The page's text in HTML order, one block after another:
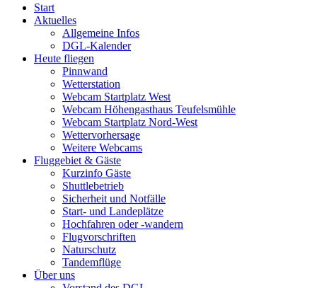
Start
Aktuelles
Allgemeine Infos
DGL-Kalender
Heute fliegen
Pinnwand
Wetterstation
Webcam Startplatz West
Webcam Höhengasthaus Teufelsmühle
Webcam Startplatz Nord-West
Wettervorhersage
Weitere Webcams
Fluggebiet & Gäste
Kurzinfo Gäste
Shuttlebetrieb
Sicherheit und Notfälle
Start- und Landeplätze
Hochfahren oder -wandern
Flugvorschriften
Naturschutz
Tandemflüge
Über uns